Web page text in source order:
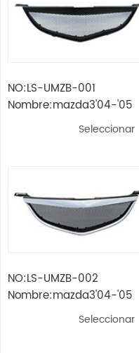
NO:LS-UMZB-001
Nombre:mazda3'04-'05
Seleccionar
NO:LS-UMZB-002
Nombre:mazda3'04-'05
parrilla cromadaSeleccionar